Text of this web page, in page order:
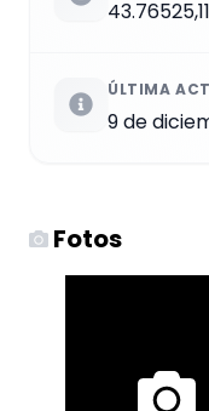
ÚLTIMA
9 de
Fotos